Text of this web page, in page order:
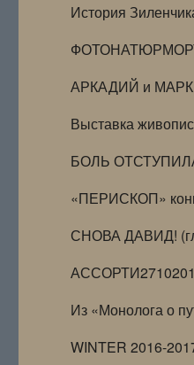
История
АРКАДИЙ и МАРК
Выставка
БОЛЬ
«ПЕРИСКОП»
СНОВА ДАВИД!
Из «Монолога о
WINTER 2016-